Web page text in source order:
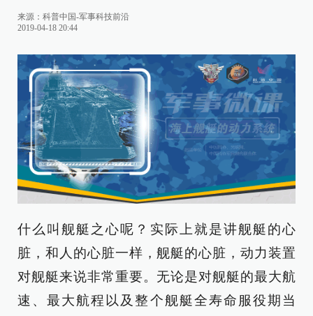
来源： 科普中国-军事科技前沿
2019-04-18 20:44
什么叫舰艇之心呢？实际上就是讲舰艇的心
脏，和人的心脏一样，舰艇的心脏，动力装置
对舰艇来说非常重要。无论是对舰艇的最大航
速、最大航程以及整个舰艇全寿命服役期当